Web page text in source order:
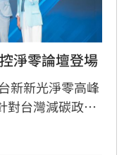
淨零論壇登場
新新光淨零高峰
對台灣減碳政
行深度對話。